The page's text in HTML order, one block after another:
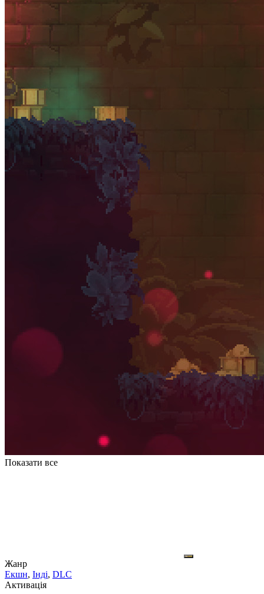
Показати все
Жанр
Екшн, Інді, DLC
Активація